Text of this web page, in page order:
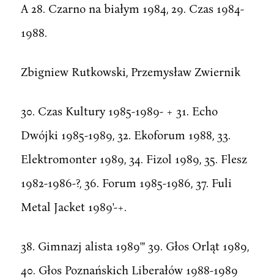
A 28. Czarno na białym 1984, 29. Czas 1984-
1988.
Zbigniew Rutkowski, Przemysław Zwiernik
30. Czas Kultury 1985-1989- + 31. Echo
Dwójki 1985-1989, 32. Ekoforum 1988, 33.
Elektromonter 1989, 34. Fizol 1989, 35. Flesz
1982-1986-?, 36. Forum 1985-1986, 37. Fuli
Metal Jacket 1989'-+.
38. Gimnazj alista 1989'" 39. Głos Orląt 1989,
40. Głos Poznańskich Liberałów 1988-1989